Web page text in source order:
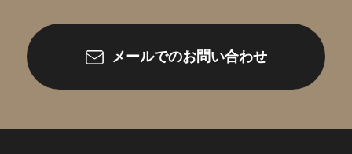
メールでのお問い合わせ